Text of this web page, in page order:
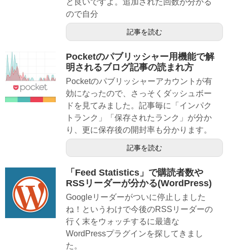
ので自分
記事を読む
Pocketのパブリッシャー用機能で解
明されるブログ記事の読まれ方
Pocketのパブリッシャーアカウントが有
効になったので、さっそくダッシュボー
ドを見てみました。記事毎に「インパク
トランク」「保存されたランク」が分か
り、更に保存後の開封率も分かります。
記事を読む
「Feed Statistics」で購読者数や
RSSリーダーが分かる(WordPress)
Googleリーダーがついに停止しました
ね！というわけで今後のRSSリーダーの
行く末をウォッチするに最適な
WordPressプラグインを探してきまし
た。